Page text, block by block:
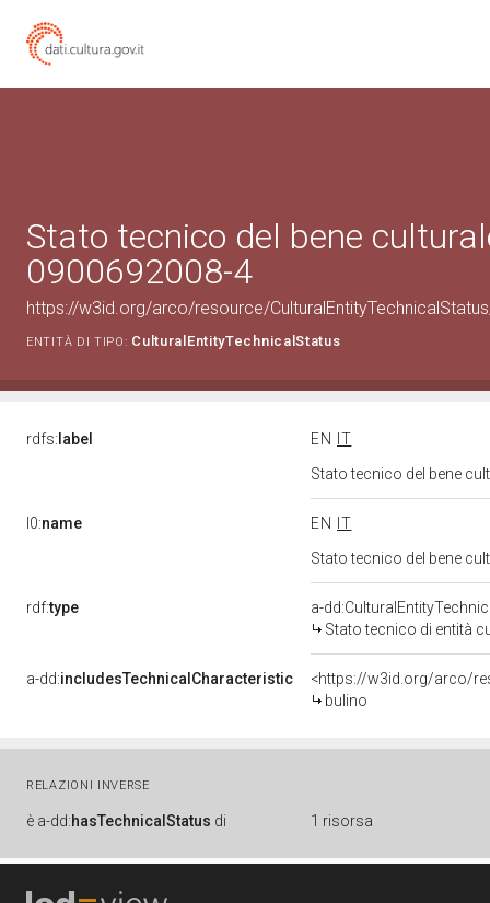
Stato tecnico del bene
0900692008-4
https://w3id.org/arco/resource/
ENTITÀ DI TIPO: CulturalEntityTechnicalStatus
rdfs: label EN
IT
Stato tecnico del bene
l0:name EN
IT
Stato tecnico del bene
rdf:type
a-
Stato tecnico di entità
a-dd:includesTechnicalCharacteristic
<https://w3id.org/arco/
bulino
RELAZIONI INVERSE
è a-dd:hasTechnicalStatus di 1 risorsa